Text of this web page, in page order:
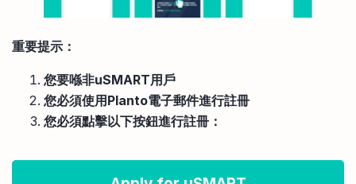
重要提示：
您要喺非uSMART用戶
您必須使用Planto電子郵件進行註冊
您必須點擊以下按鈕進行註冊：